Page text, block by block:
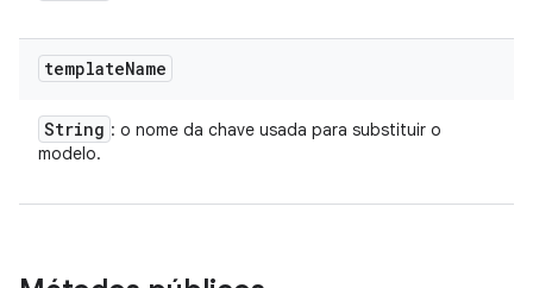
templateName
String : o nome da chave usada para substituir o
modelo.